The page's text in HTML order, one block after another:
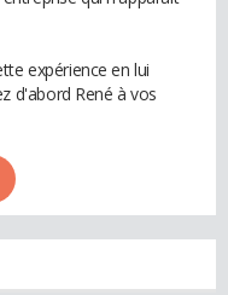
expérience en lui
d'abord René à vos